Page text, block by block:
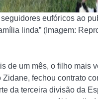
eufóricos ao
linda” (Imagem:
de um mês, o filho mais
Zidane, fechou contrato
da terceira divisão da